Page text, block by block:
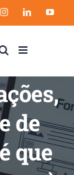
InstagramLinkedIn
de
que